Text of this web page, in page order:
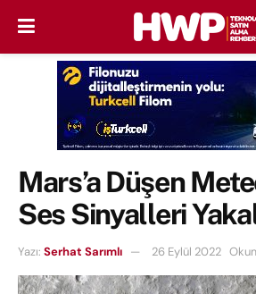
Mars’a Düşen
Ses Sinyalleri
Yazı: Serhat Sarımlı 26 Eylül 2022